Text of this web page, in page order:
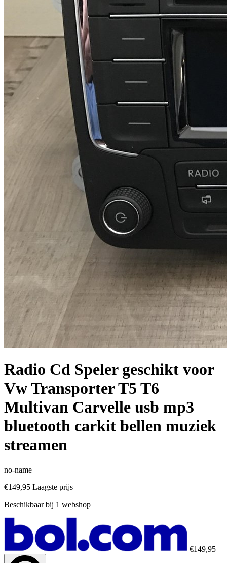
Radio Cd Speler geschikt voor
Vw Transporter T5 T6
Multivan Carvelle usb mp3
bluetooth carkit bellen muziek
streamen
no-name
€149,95 Laagste prijs
Beschikbaar bij 1 webshop
€149,95